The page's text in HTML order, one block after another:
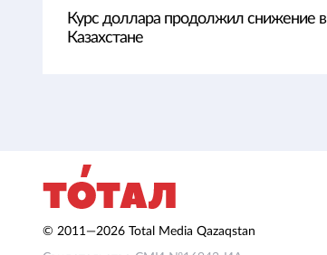
Курс доллара продолжил снижение в
Казахстане
© 2011—2026 Total Media Qazaqstan